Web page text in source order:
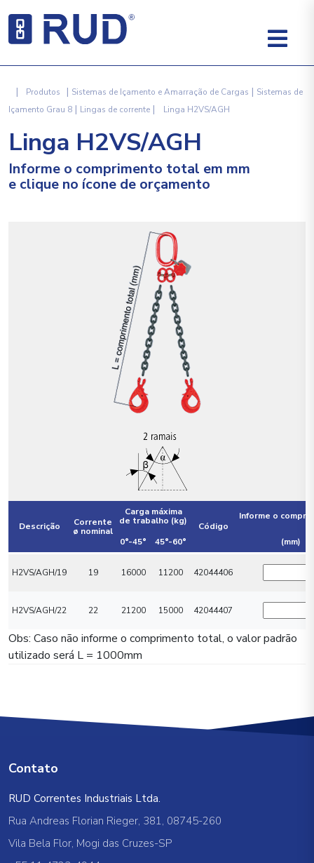
| Produtos | Sistemas de Içamento e Amarração de Cargas | Sistemas de
Içamento Grau 8 | Lingas de corrente | Linga H2VS/AGH
Linga H2VS/AGH
Informe o comprimento total em mm
e clique no ícone de orçamento
Descrição
Corrente
ø nominal
Carga máxima
de trabalho (kg)
Código
Informe o
0°-45° 45°-60° (mm)
H2VS/AGH/19 19 16000 11200 42044406
H2VS/AGH/22 22 21200 15000 42044407
Obs: Caso não informe o comprimento total, o valor padrão
utilizado será L = 1000mm
Contato
RUD Correntes Industriais Ltda.
Rua Andreas Florian Rieger, 381, 08745-260
Vila Bela Flor, Mogi das Cruzes-SP